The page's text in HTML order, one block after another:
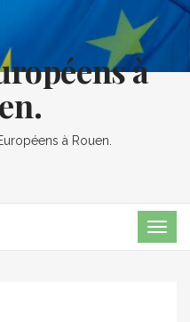
à
à Rouen.